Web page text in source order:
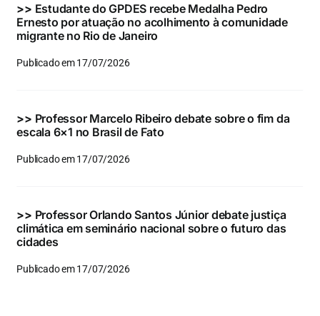
para:
>> Estudante do GPDES recebe Medalha Pedro
Ernesto por atuação no acolhimento à comunidade
migrante no Rio de Janeiro
Publicado em 17/07/2026
>> Professor Marcelo Ribeiro debate sobre o fim da
escala 6×1 no Brasil de Fato
Publicado em 17/07/2026
>> Professor Orlando Santos Júnior debate justiça
climática em seminário nacional sobre o futuro das
cidades
Publicado em 17/07/2026